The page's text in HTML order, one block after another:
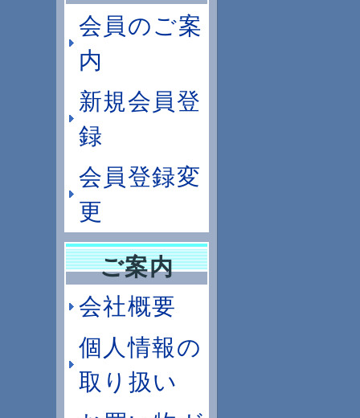
会員のご案
内
新規会員登
録
会員登録変
更
ご案内
会社概要
個人情報の
取り扱い